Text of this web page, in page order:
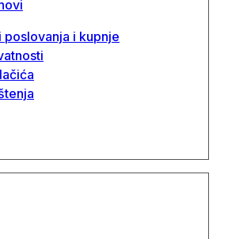
poslovanja i kupnje